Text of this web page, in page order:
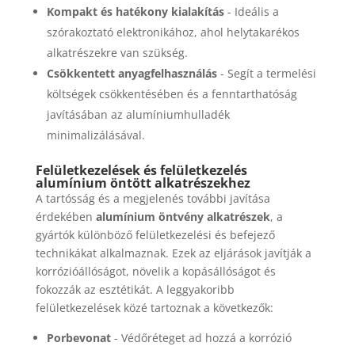
Kompakt és hatékony kialakítás- Ideális a
szórakoztató elektronikához, ahol helytakarékos
alkatrészekre van szükség.
Csökkentett anyagfelhasználás- Segít a termelési
költségek csökkentésében és a fenntarthatóság
javításában az alumíniumhulladék
minimalizálásával.
Felületkezelések és felületkezelés
alumínium öntött alkatrészekhez
A tartósság és a megjelenés további javítása
érdekében alumínium öntvény alkatrészek, a
gyártók különböző felületkezelési és befejező
technikákat alkalmaznak. Ezek az eljárások javítják a
korrózióállóságot, növelik a kopásállóságot és
fokozzák az esztétikát. A leggyakoribb
felületkezelések közé tartoznak a következők:
Porbevonat- Védőréteget ad hozzá a korrózió